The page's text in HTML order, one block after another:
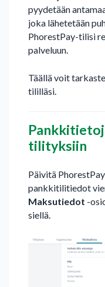
pyydetään
joka lähetetään
PhorestPay-tilisi
palveluun.
Täällä voit
tililläsi.
tilityksiin
Päivitä
pankkitilitiedot
Maksutiedot -
siellä.